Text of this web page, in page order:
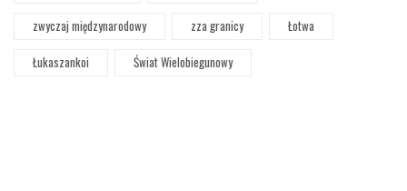
zwyczaj międzynarodowy
zza granicy
Łotwa
Łukaszankoi
Świat Wielobiegunowy